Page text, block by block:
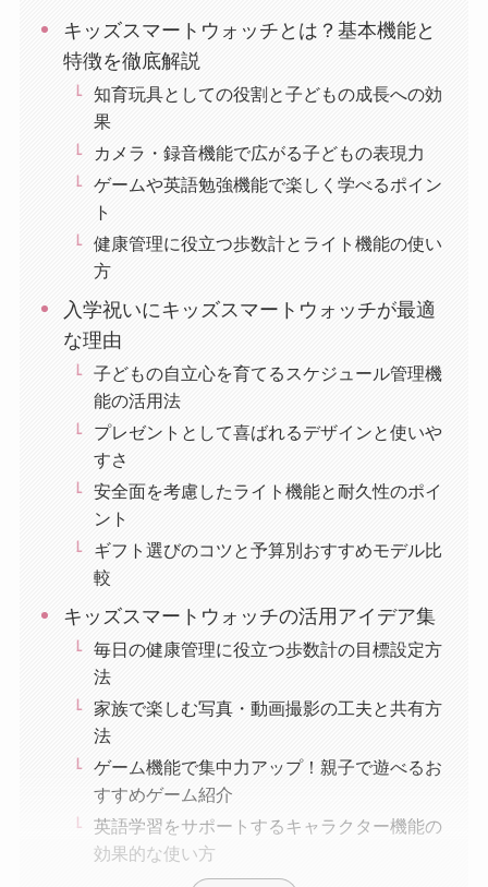
キッズスマートウォッチとは？基本機能と
特徴を徹底解説
知育玩具としての役割と子どもの成長への効
果
カメラ・録音機能で広がる子どもの表現力
ゲームや英語勉強機能で楽しく学べるポイン
ト
健康管理に役立つ歩数計とライト機能の使い
方
入学祝いにキッズスマートウォッチが最適
な理由
子どもの自立心を育てるスケジュール管理機
能の活用法
プレゼントとして喜ばれるデザインと使いや
すさ
安全面を考慮したライト機能と耐久性のポイ
ント
ギフト選びのコツと予算別おすすめモデル比
較
キッズスマートウォッチの活用アイデア集
毎日の健康管理に役立つ歩数計の目標設定方
法
家族で楽しむ写真・動画撮影の工夫と共有方
法
ゲーム機能で集中力アップ！親子で遊べるお
すすめゲーム紹介
英語学習をサポートするキャラクター機能の
効果的な使い方